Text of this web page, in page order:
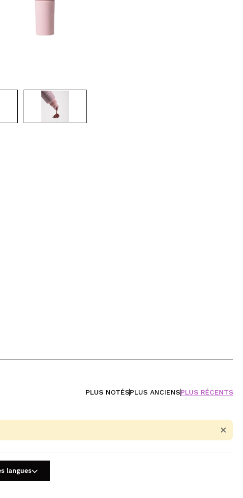
PLUS NOTÉSPLUS ANCIENSPLUS RÉCENTS
langues